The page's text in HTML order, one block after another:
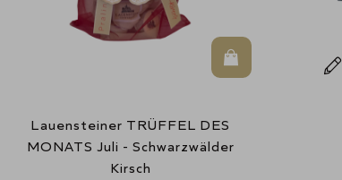
In den Warenkorb
Lauensteiner TRÜFFEL DES
MONATS Juli - Schwarzwälder
Kirsch